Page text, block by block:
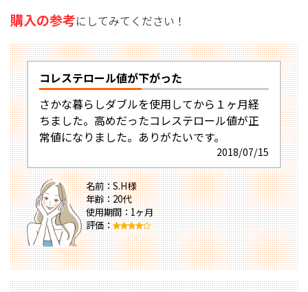
購入の参考にしてみてください！
コレステロール値が下がった
さかな暮らしダブルを使用してから１ヶ月経
ちました。高めだったコレステロール値が正
常値になりました。ありがたいです。
2018/07/15
名前：S.H様
年齢：20代
使用期間：1ヶ月
評価：